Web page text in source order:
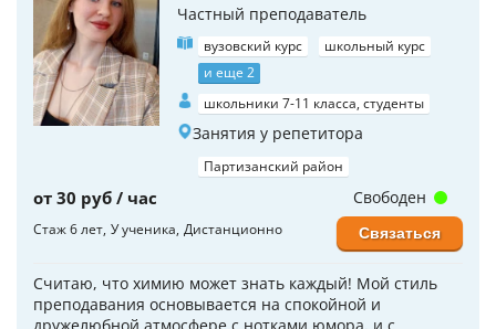
Частный преподаватель
вузовский курс
школьный курс
и еще 2
школьники 7-11 класса, студенты
Занятия у репетитора
Партизанский район
от 30 руб / час
Стаж 6 лет У ученика Дистанционно
Считаю, что химию может знать каждый! Мой стиль
преподавания основывается на спокойной и
Свободен
Связаться